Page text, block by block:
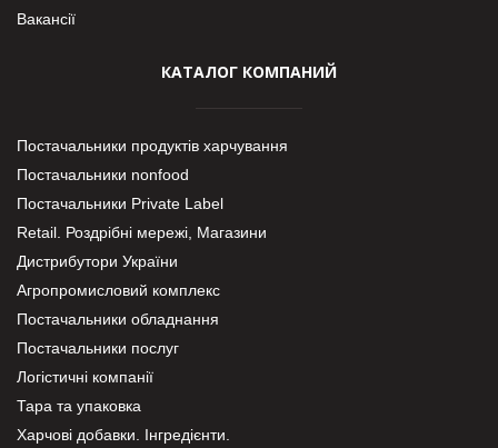
Вакансії
КАТАЛОГ КОМПАНИЙ
Постачальники продуктів харчування
Постачальники nonfood
Постачальники Private Label
Retail. Роздрібні мережі, Магазини
Дистрибутори України
Агропромисловий комплекс
Постачальники обладнання
Постачальники послуг
Логістичні компанії
Тара та упаковка
Харчові добавки. Інгредієнти.